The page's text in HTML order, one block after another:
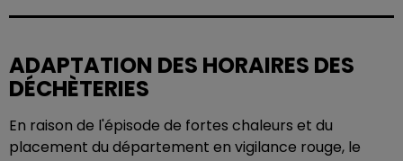
ADAPTATION DES HORAIRES DES
DÉCHÈTERIES
En raison de l'épisode de fortes chaleurs et du
placement du département en vigilance rouge, le